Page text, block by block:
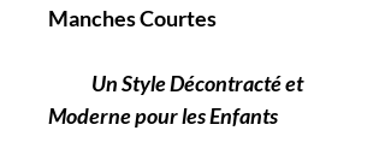
Manches Courtes
Un Style Décontracté et
Moderne pour les Enfants